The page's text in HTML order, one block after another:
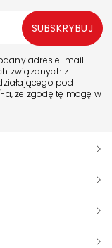
adres e-mail
związanych z
pod
że zgodę tę mogę w
SUBSKRYBUJ